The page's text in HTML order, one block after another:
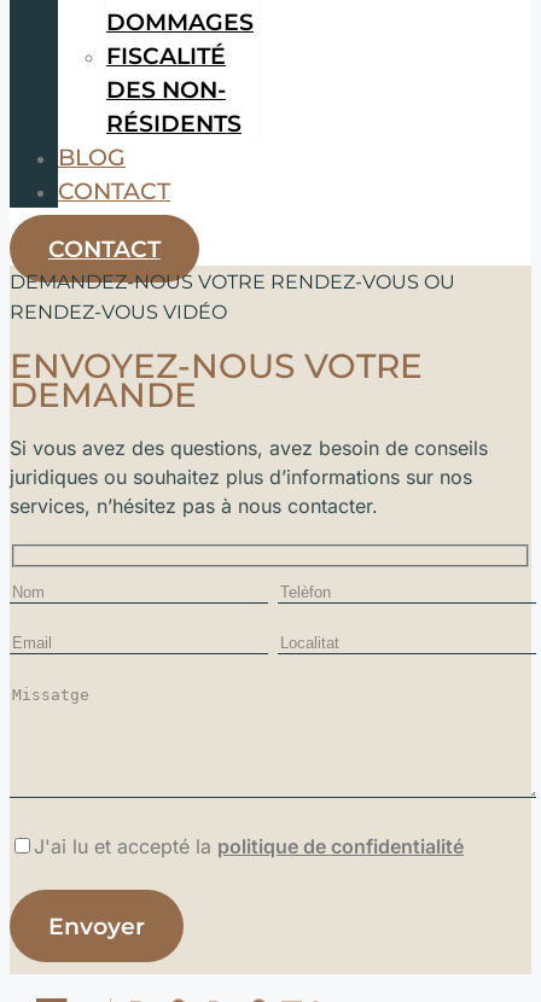
DOMMAGES
FISCALITÉ
DES NON-
RÉSIDENTS
BLOG
CONTACT
CONTACT
DEMANDEZ-NOUS VOTRE RENDEZ-VOUS OU
RENDEZ-VOUS VIDÉO
ENVOYEZ-NOUS VOTRE
DEMANDE
Si vous avez des questions, avez besoin de conseils
juridiques ou souhaitez plus d’informations sur nos
services, n’hésitez pas à nous contacter.
J'ai lu et accepté la politique de confidentialité